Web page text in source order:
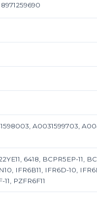
A0031599703,
6418, BCPR5EP-11,
IFR6B11, IFR6D-10,
PZFR6F11